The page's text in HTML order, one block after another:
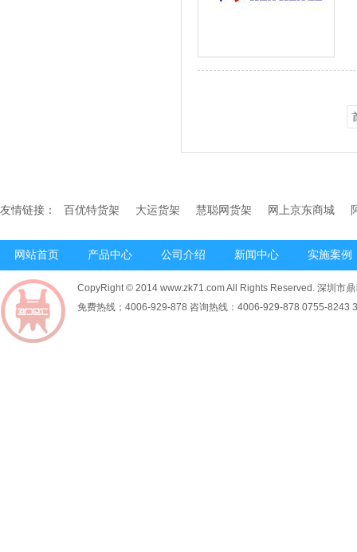
友情链接： 百优特货架 大运货架 慧聪网货架 网上京东商城
网站首页 产品中心 公司介绍 新闻中心 实施案例
CopyRight © 2014 www.zk71.com All Rights Reserved. 深圳市
免费热线；4006-929-878 咨询热线：4006-929-878 0755-8243